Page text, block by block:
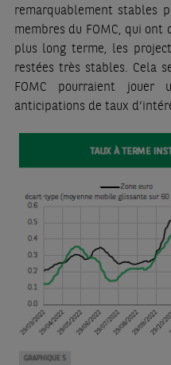
remarquablement stables
membres du FOMC, qui ont
plus long terme, les
restées très stables. Cela
FOMC pourraient jouer
anticipations de taux